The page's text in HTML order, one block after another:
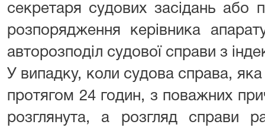
секретаря судових засідань або
розпорядження керівника
авторозподіл судової справи з
У випадку, коли судова справа,
протягом 24 годин, з поважних
розглянута, а розгляд справи